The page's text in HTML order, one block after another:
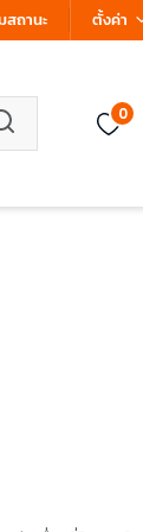
ถานะ ตั้งค่า
0